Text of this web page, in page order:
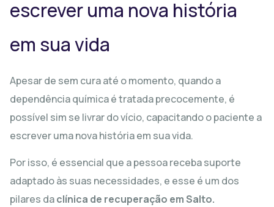
escrever uma nova história
em sua vida
Apesar de sem cura até o momento, quando a
dependência química é tratada precocemente, é
possível sim se livrar do vício, capacitando o paciente a
escrever uma nova história em sua vida.
Por isso, é essencial que a pessoa receba suporte
adaptado às suas necessidades, e esse é um dos
pilares daclínica de recuperação em Salto.